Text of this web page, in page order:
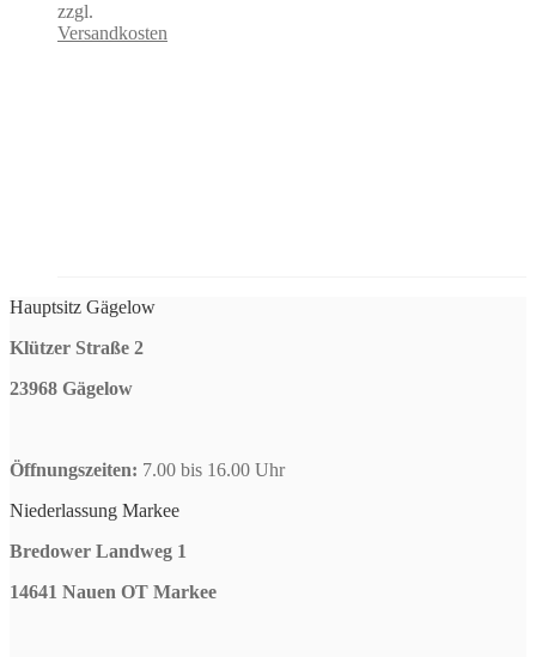
zzgl.
Versandkosten
Hauptsitz Gägelow
Klützer Straße 2
23968 Gägelow
Öffnungszeiten: 7.00 bis 16.00 Uhr
Niederlassung Markee
Bredower Landweg 1
14641 Nauen OT Markee